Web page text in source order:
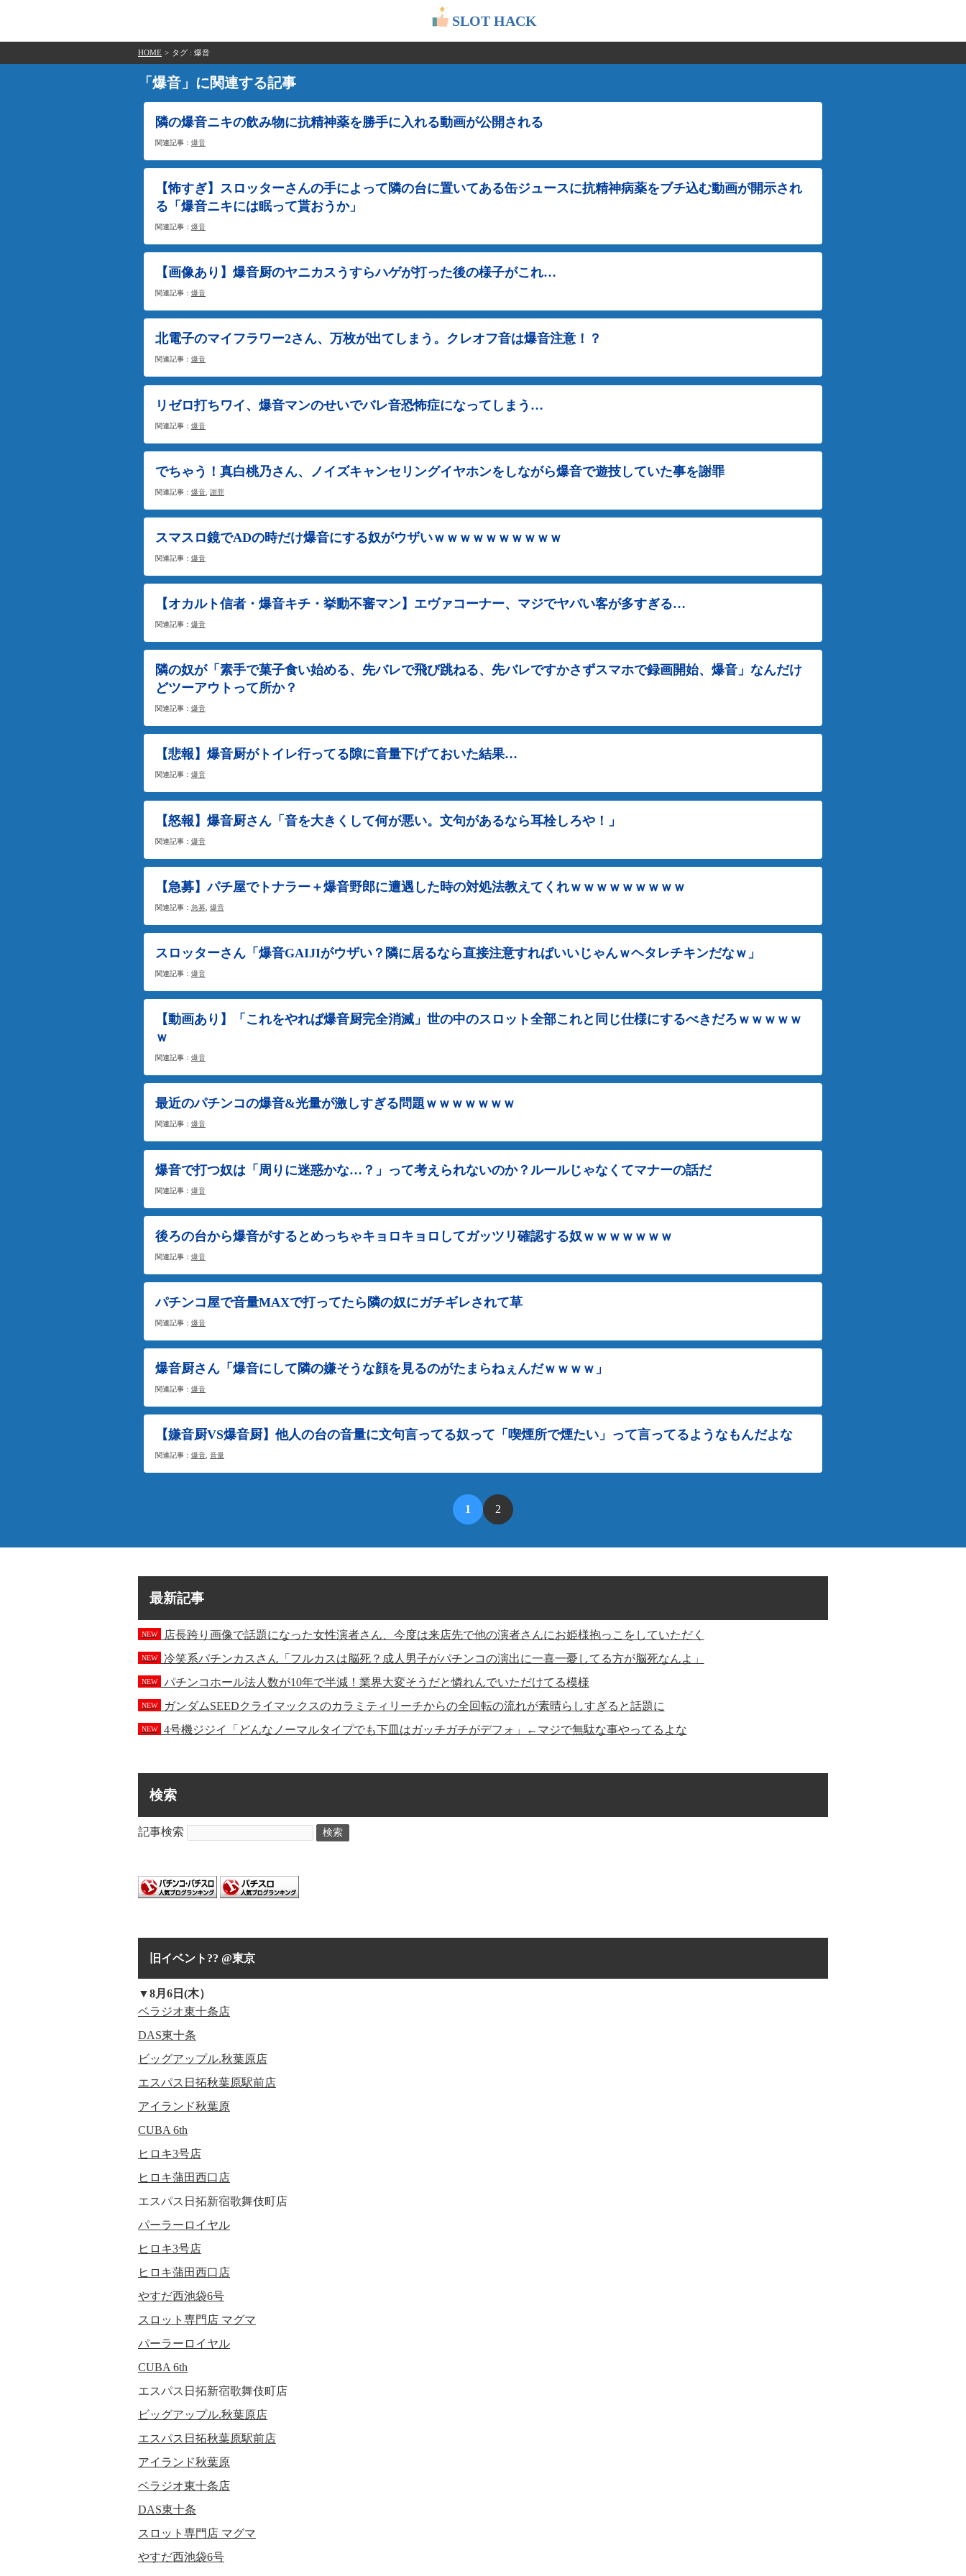
SLOT HACK
HOME > タグ : 爆音
「爆音」に関連する記事
隣の爆音ニキの飲み物に抗精神薬を勝手に入れる動画が公開される
関連記事： 爆音
【怖すぎ】スロッターさんの手によって隣の台に置いてある缶ジュースに抗精神病薬をブチ込む動画が開示され
る「爆音ニキには眠って貰おうか」
関連記事： 爆音
【画像あり】爆音厨のヤニカスうすらハゲが打った後の様子がこれ…
関連記事： 爆音
北電子のマイフラワー2さん、万枚が出てしまう。クレオフ音は爆音注意！？
関連記事： 爆音
リゼロ打ちワイ、爆音マンのせいでバレ音恐怖症になってしまう…
関連記事： 爆音
でちゃう！真白桃乃さん、ノイズキャンセリングイヤホンをしながら爆音で遊技していた事を謝罪
関連記事： 爆音 謝罪
スマスロ鏡でADの時だけ爆音にする奴がウザいｗｗｗｗｗｗｗｗｗｗ
関連記事： 爆音
【オカルト信者・爆音キチ・挙動不審マン】エヴァコーナー、マジでヤバい客が多すぎる…
関連記事： 爆音
隣の奴が「素手で菓子食い始める、先バレで飛び跳ねる、先バレですかさずスマホで録画開始、爆音」なんだけ
どツーアウトって所か？
関連記事： 爆音
【悲報】爆音厨がトイレ行ってる隙に音量下げておいた結果…
関連記事： 爆音
【怒報】爆音厨さん「音を大きくして何が悪い。文句があるなら耳栓しろや！」
関連記事： 爆音
【急募】パチ屋でトナラー＋爆音野郎に遭遇した時の対処法教えてくれｗｗｗｗｗｗｗｗｗ
関連記事： 急募 爆音
スロッターさん「爆音GAIJIがウザい？隣に居るなら直接注意すればいいじゃんｗヘタレチキンだなｗ」
関連記事： 爆音
【動画あり】「これをやれば爆音厨完全消滅」世の中のスロット全部これと同じ仕様にするべきだろｗｗｗｗｗ
ｗ
関連記事： 爆音
最近のパチンコの爆音&光量が激しすぎる問題ｗｗｗｗｗｗｗ
関連記事： 爆音
爆音で打つ奴は「周りに迷惑かな…？」って考えられないのか？ルールじゃなくてマナーの話だ
関連記事： 爆音
後ろの台から爆音がするとめっちゃキョロキョロしてガッツリ確認する奴ｗｗｗｗｗｗｗ
関連記事： 爆音
パチンコ屋で音量MAXで打ってたら隣の奴にガチギレされて草
関連記事： 爆音
爆音厨さん「爆音にして隣の嫌そうな顔を見るのがたまらねぇんだｗｗｗｗ」
関連記事： 爆音
【嫌音厨VS爆音厨】他人の台の音量に文句言ってる奴って「喫煙所で煙たい」って言ってるようなもんだよな
関連記事： 爆音, 音量
1 2
最新記事
NEW 店長跨り画像で話題になった女性演者さん、今度は来店先で他の演者さんにお姫様抱っこをしていただく
NEW 冷笑系パチンカスさん「フルカスは脳死？成人男子がパチンコの演出に一喜一憂してる方が脳死なんよ」
NEW パチンコホール法人数が10年で半減！業界大変そうだと憐れんでいただけてる模様
NEW ガンダムSEEDクライマックスのカラミティリーチからの全回転の流れが素晴らしすぎると話題に
NEW 4号機ジジイ「どんなノーマルタイプでも下皿はガッチガチがデフォ」←マジで無駄な事やってるよな
検索
記事検索 検索
旧イベント?? @東京
▼8月6日(木）
ベラジオ東十条店
DAS東十条
ビッグアップル.秋葉原店
エスパス日拓秋葉原駅前店
アイランド秋葉原
CUBA 6th
ヒロキ3号店
ヒロキ蒲田西口店
エスパス日拓新宿歌舞伎町店
パーラーロイヤル
ヒロキ3号店
ヒロキ蒲田西口店
やすだ西池袋6号
スロット専門店 マグマ
パーラーロイヤル
CUBA 6th
エスパス日拓新宿歌舞伎町店
ビッグアップル.秋葉原店
エスパス日拓秋葉原駅前店
アイランド秋葉原
ベラジオ東十条店
DAS東十条
スロット専門店 マグマ
やすだ西池袋6号